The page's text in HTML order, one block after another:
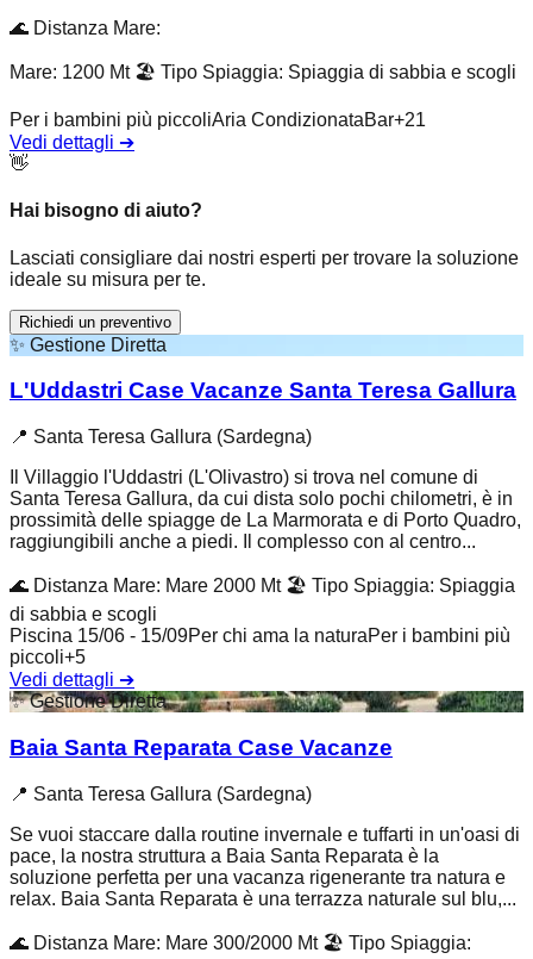
🌊 Distanza Mare:
Mare: 1200 Mt 🏖️ Tipo Spiaggia: Spiaggia di sabbia e scogli
Per i bambini più piccoliAria CondizionataBar+21
Vedi dettagli ➔
👋
Hai bisogno di aiuto?
Lasciati consigliare dai nostri esperti per trovare la soluzione
ideale su misura per te.
Richiedi un preventivo
✨ Gestione Diretta
L'Uddastri Case Vacanze Santa Teresa Gallura
📍 Santa Teresa Gallura (Sardegna)
Il Villaggio l'Uddastri (L'Olivastro) si trova nel comune di
Santa Teresa Gallura, da cui dista solo pochi chilometri, è in
prossimità delle spiagge de La Marmorata e di Porto Quadro,
raggiungibili anche a piedi. Il complesso con al centro...
🌊 Distanza Mare: Mare 2000 Mt 🏖️ Tipo Spiaggia: Spiaggia
di sabbia e scogli
Piscina 15/06 - 15/09Per chi ama la naturaPer i bambini più
piccoli+5
Vedi dettagli ➔
✨Gestione Diretta
Baia Santa Reparata Case Vacanze
📍 Santa Teresa Gallura (Sardegna)
Se vuoi staccare dalla routine invernale e tuffarti in un'oasi di
pace, la nostra struttura a Baia Santa Reparata è la
soluzione perfetta per una vacanza rigenerante tra natura e
relax. Baia Santa Reparata è una terrazza naturale sul blu,...
🌊 Distanza Mare: Mare 300/2000 Mt 🏖️ Tipo Spiaggia: